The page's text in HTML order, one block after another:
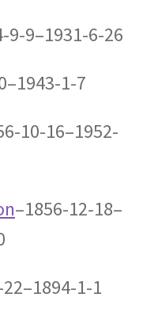
量子暗号を揺る
ウス
トロピーを定義
】
ン
9-9–1931-6-26
1-7
10-16–1952-
–1856-12-18–
1-1